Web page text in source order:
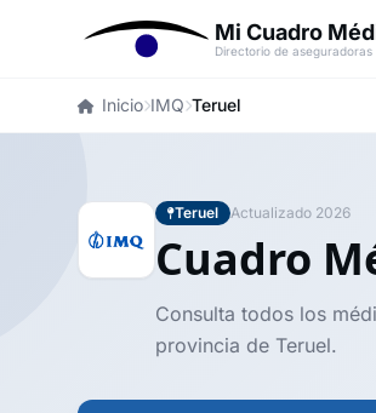
Mi Cuadro
Directorio de aseguradoras
Inicio IMQ Teruel
Teruel Actualizado 2026
Cuadro
Consulta todos los
provincia de Teruel.